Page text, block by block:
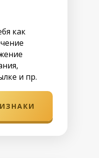
как
и пр.